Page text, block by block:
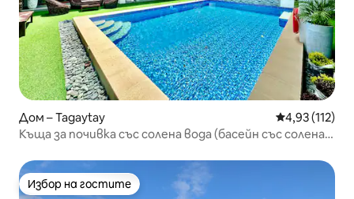
Дом – Tagaytay Средна
4,93 (112)
Къща за почивка със солена вода (басейн със солена
Избор на гостите
Избор на гостите